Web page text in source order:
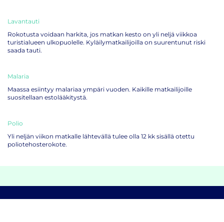
Lavantauti
Rokotusta voidaan harkita, jos matkan kesto on yli neljä viikkoa
turistialueen ulkopuolelle. Kyläilymatkailijoilla on suurentunut riski
saada tauti.
Malaria
Maassa esiintyy malariaa ympäri vuoden. Kaikille matkailijoille
suositellaan estolääkitystä.
Polio
Yli neljän viikon matkalle lähtevällä tulee olla 12 kk sisällä otettu
poliotehosterokote.